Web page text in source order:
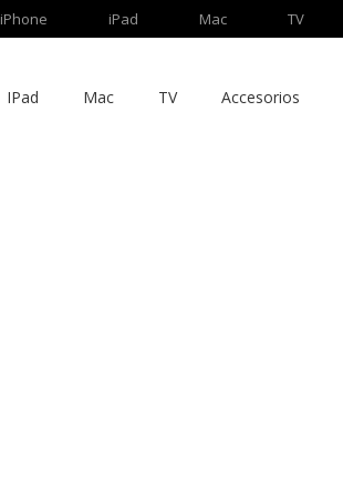
iPhone iPad Mac TV
IPad Mac TV Accesorios